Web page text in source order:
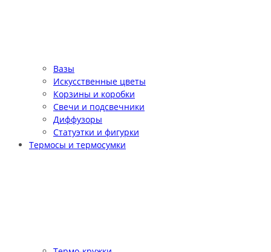
Вазы
Искусственные цветы
Корзины и коробки
Свечи и подсвечники
Диффузоры
Статуэтки и фигурки
Термосы и термосумки